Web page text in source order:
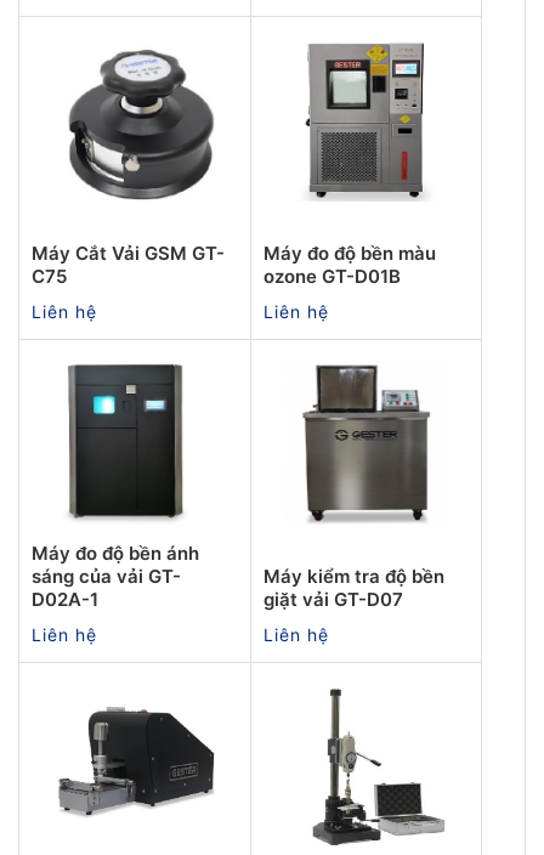
Máy Cắt Vải GSM GT-
C75
Liên hệ
Máy đo độ bền màu
ozone GT-D01B
Liên hệ
Máy đo độ bền ánh
sáng của vải GT-
D02A-1
Liên hệ
Máy kiểm tra độ bền
giặt vải GT-D07
Liên hệ